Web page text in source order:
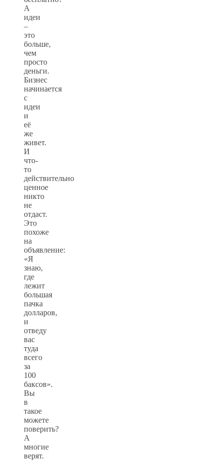
А
идеи
–
это
больше,
чем
просто
деньги.
Бизнес
начинается
с
идеи
и
её
же
живет.
И
что-
то
действительно
ценное
никто
не
отдаст.
Это
похоже
на
объявление:
«Я
знаю,
где
лежит
большая
пачка
долларов,
и
отведу
вас
туда
всего
за
100
баксов».
Вы
в
такое
можете
поверить?
А
многие
верят.